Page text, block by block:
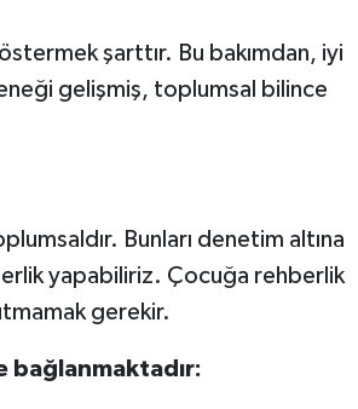
şarttır. Bu bakımdan, iyi
gelişmiş, toplumsal bilince
Bunları denetim altına
yapabiliriz. Çocuğa rehberlik
gerekir.
bağlanmaktadır: